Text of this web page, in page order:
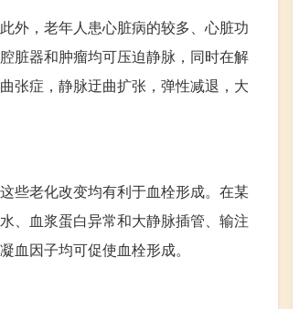
外，老年人患心脏病的较多、心脏功
脏器和肿瘤均可压迫静脉，同时在解
张症，静脉迂曲扩张，弹性减退，大
些老化改变均有利于血栓形成。在某
、血浆蛋白异常和大静脉插管、输注
因子均可促使血栓形成。